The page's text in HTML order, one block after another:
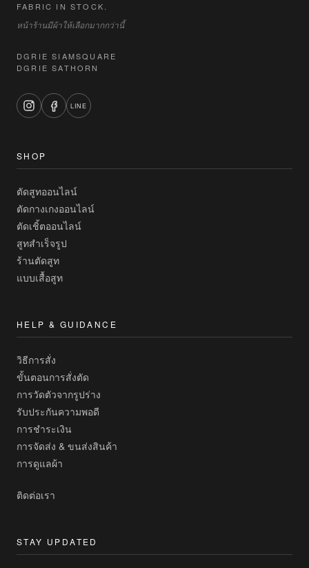
FABRIC IN STOCK.
หน้าร้านมีผ้าให้เลือกมากกว่านี้
DGRIE SIAMSQUARE
DGRIE SATHORN
LINE
SHOP
ตัดสูทออนไลน์
ตัดกางเกงออนไลน์
ตัดเชิ้ตออนไลน์
สูทสำเร็จรูป
ร้านตัดสูท
แบบเสื้อสูท
HELP & GUIDANCE
วิธีการสั่ง
ขั้นตอนการสั่งตัด
การวัดตัวจากรูปร่าง
รับประกันความพอดี
การชำระเงิน
การจัดส่ง & ขนส่งสินค้า
การดูแลผ้า
ติดต่อเรา
STAY UPDATED